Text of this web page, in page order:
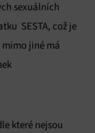
sexuálních
SESTA, což je
jiné má
které nejsou